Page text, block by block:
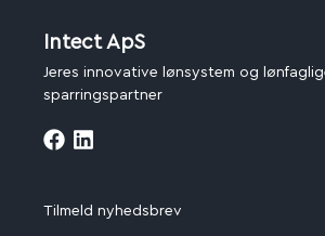
Intect ApS
Jeres innovative lønsystem og
sparringspartner
Tilmeld nyhedsbrev